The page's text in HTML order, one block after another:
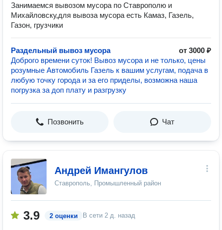
Занимаемся вывозом мусора по Ставрополю и
Михайловску,для вывоза мусора есть Камаз, Газель,
Газон, грузчики
Раздельный вывоз мусора
от 3000 ₽
Доброго времени суток! Вывоз мусора и не только, цены
розумные Автомобиль Газель к вашим услугам, подача в
любую точку города и за его приделы, возможна наша
погрузка за доп плату и разгрузку
Позвонить Чат
Андрей Имангулов
Ставрополь, Промышленный район
3.9 2 оценки В сети 2 д. назад